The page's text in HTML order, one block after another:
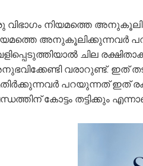
വിഭാ​ഗം നിയമത്തെ
അനുകൂലിക്കുന്നവർ
ചില
വരാറുണ്ട്. ഇത്
പറയുന്നത് ഇത്
കോട്ടം തട്ടിക്കും